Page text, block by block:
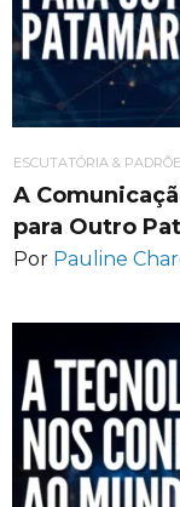
ESCUTATÓRIA &
A
para Outro
Por Pauline